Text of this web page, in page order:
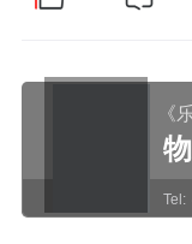
《
Tel: